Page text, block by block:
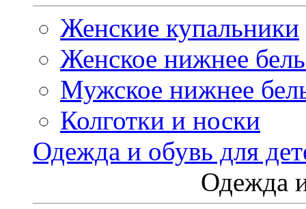
Женские купальники
Женское нижнее
Мужское нижнее
Колготки и носки
Одежда и обувь для
Одежда